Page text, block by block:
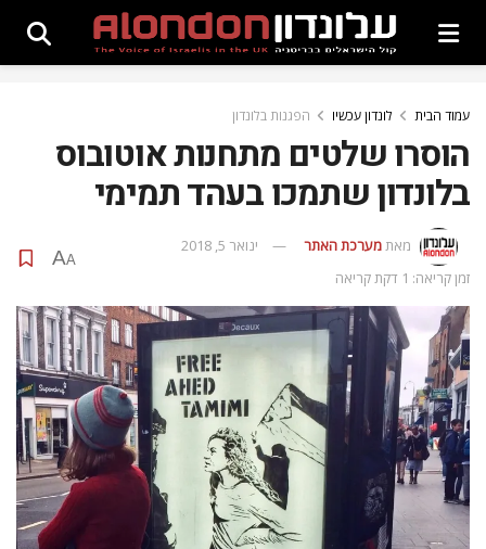
עמוד הבית לונדון עכשיו הפגנות בלונדון
הוסרו שלטים מתחנות אוטובוס
בלונדון שתמכו בעהד תמימי
מאתמערכת האתר
ינואר 5, 2018
זמן קריאה: 1 דקת קריאה
A
A